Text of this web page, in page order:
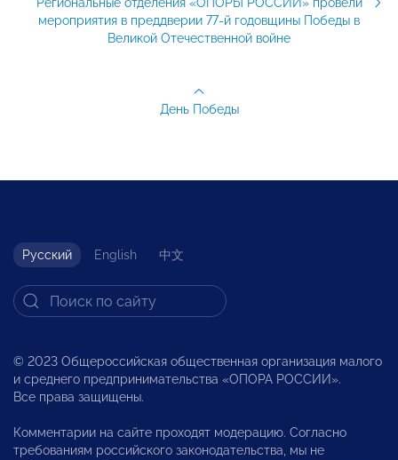
Региональные отделения «ОПОРЫ РОССИИ» провели
мероприятия в преддверии 77-й годовщины Победы в
Великой Отечественной войне
День Победы
Русский English 中文
© 2023 Общероссийская общественная организация малого
и среднего предпринимательства «ОПОРА РОССИИ».
Все права защищены.
Комментарии на сайте проходят модерацию. Согласно
требованиям российского законодательства, мы не